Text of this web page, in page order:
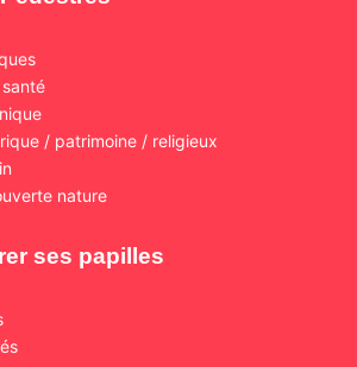
/ patrimoine / religieux
nature
ses papilles